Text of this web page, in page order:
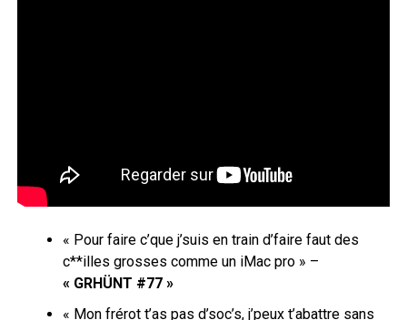
« Pour faire c’que j’suis en train d’faire faut des
c**illes grosses comme un iMac pro » –
« GRHÜNT #77 »
« Mon frérot t’as pas d’soc’s, j’peux t’abattre sans